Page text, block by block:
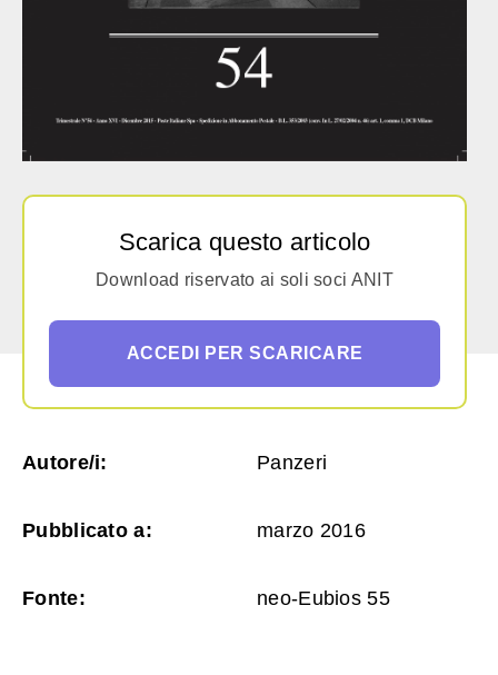
Scarica questo articolo
Download riservato ai soli soci ANIT
ACCEDI PER SCARICARE
Autore/i: Panzeri
Pubblicato a: marzo 2016
Fonte: neo-Eubios 55